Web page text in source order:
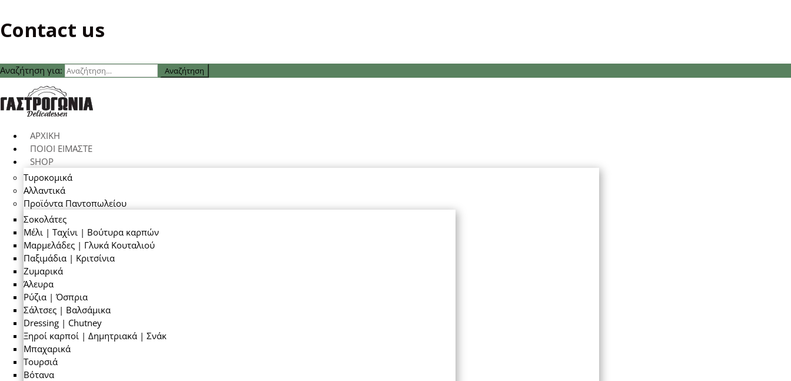
Contact us
Αναζήτηση για:
ΑΡΧΙΚΗ
ΠΟΙΟΙ ΕΙΜΑΣΤΕ
SHOP
Τυροκομικά
Αλλαντικά
Προϊόντα Παντοπωλείου
Σοκολάτες
Μέλι | Ταχίνι | Βούτυρα καρπών
Μαρμελάδες | Γλυκά Κουταλιού
Παξιμάδια | Κριτσίνια
Ζυμαρικά
Άλευρα
Ρύζια | Όσπρια
Σάλτσες | Βαλσάμικα
Dressing | Chutney
Ξηροί καρποί | Δημητριακά | Σνάκ
Μπαχαρικά
Τουρσιά
Βότανα